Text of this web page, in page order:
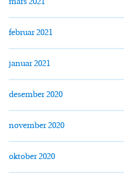
mars 2021
februar 2021
januar 2021
desember 2020
november 2020
oktober 2020